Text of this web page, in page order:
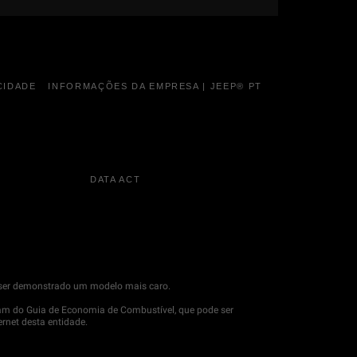
INFORMAÇÕES DA EMPRESA | JEEP® PT
DATA ACT
demonstrado um modelo mais caro.
do Guia de Economia de Combustível, que pode ser
desta entidade.